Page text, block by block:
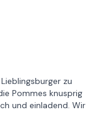
zu
Pommes knusprig
und einladend. Wir